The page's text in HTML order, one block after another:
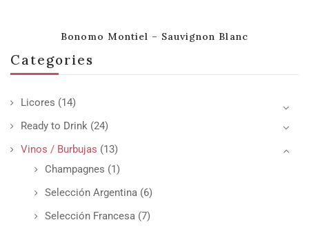
Bonomo Montiel – Sauvignon Blanc
Categories
Licores (14)
Ready to Drink (24)
Vinos / Burbujas (13)
Champagnes (1)
Selección Argentina (6)
Selección Francesa (7)